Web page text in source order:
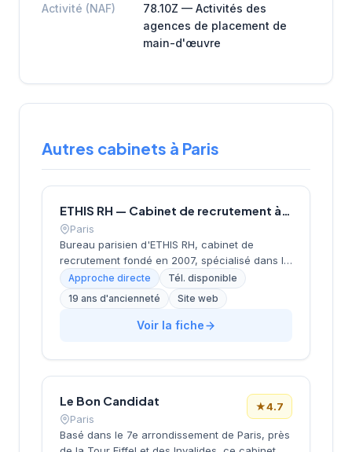
Activité (NAF)
78.10Z — Activités des
agences de placement de
main-d'œuvre
Autres cabinets à Paris
ETHIS RH — Cabinet de recrutement à Paris
Paris
Bureau parisien d'ETHIS RH, cabinet de
recrutement fondé en 2007, spécialisé dans le
conseil en ressources humaines, le
recrutement de cadres et dirigeants, le
coaching et l'outplacement. Situé au 16 rue de
Monceau dans le 8e arrondissement de Paris,
Approche directe
Tél. disponible
19 ans d'ancienneté
Site web
Voir la fiche
Le Bon Candidat
Paris
★4.7
Basé dans le 7e arrondissement de Paris, près